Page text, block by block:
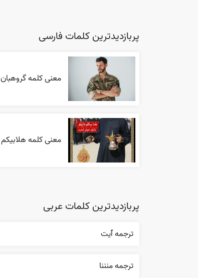
پربازدیدترین کلمات فارسی
معنی کلمه گروهبان
معنی کلمه هلابیکم
پربازدیدترین کلمات عربی
ترجمه ٱیت
ترجمه منننا